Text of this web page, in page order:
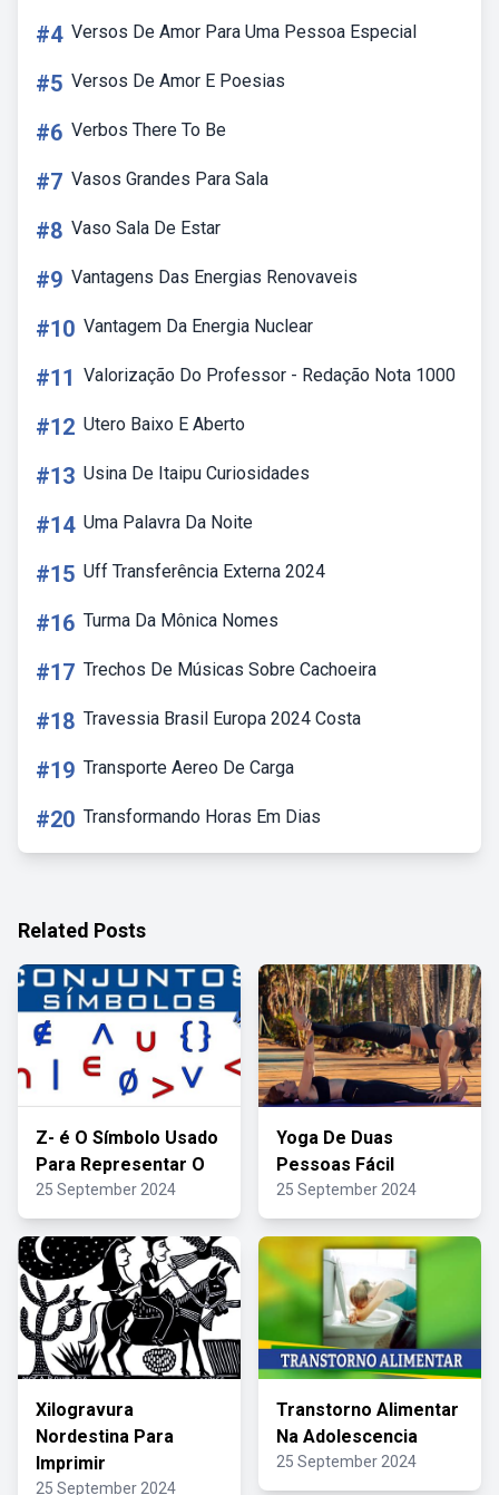
#4 Versos De Amor Para Uma Pessoa Especial
#5 Versos De Amor E Poesias
#6 Verbos There To Be
#7 Vasos Grandes Para Sala
#8 Vaso Sala De Estar
#9 Vantagens Das Energias Renovaveis
#10 Vantagem Da Energia Nuclear
#11 Valorização Do Professor - Redação Nota 1000
#12 Utero Baixo E Aberto
#13 Usina De Itaipu Curiosidades
#14 Uma Palavra Da Noite
#15 Uff Transferência Externa 2024
#16 Turma Da Mônica Nomes
#17 Trechos De Músicas Sobre Cachoeira
#18 Travessia Brasil Europa 2024 Costa
#19 Transporte Aereo De Carga
#20 Transformando Horas Em Dias
Related Posts
Z- é O Símbolo Usado
Para Representar O
25 September 2024
Yoga De Duas
Pessoas Fácil
25 September 2024
Xilogravura
Nordestina Para
Imprimir
25 September 2024
Transtorno Alimentar
Na Adolescencia
25 September 2024